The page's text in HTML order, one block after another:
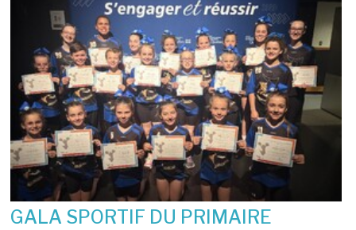
GALA SPORTIF DU PRIMAIRE